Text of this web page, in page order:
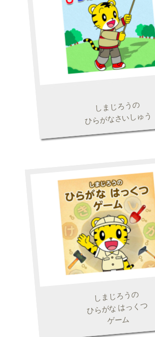
しまじろうの
ひらがなさいしゅう
しまじろうの
ひらがな はっくつ
ゲーム